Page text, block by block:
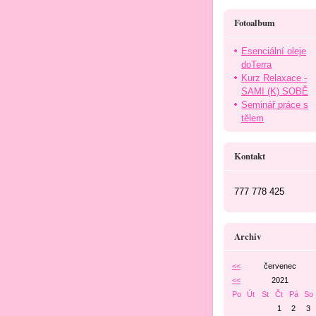
Fotoalbum
Esenciální oleje
doTerra
Kurz Relaxace -
SAMI (K) SOBĚ
Seminář práce s
tělem
Kontakt
777 778 425
Archiv
<< červenec
<<
2021
Po
Út St Čt Pá So
1
2 3